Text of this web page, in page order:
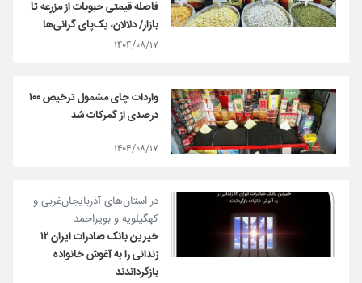
فاصله قیمتی حبوبات از مزرعه تا
بازار/ دلالان، یک‌پای گرانی‌ها
۱۴۰۴/۰۸/۱۷
واردات چای مشمول ترخیص ۱۰۰
درصدی از گمرکات شد
۱۴۰۴/۰۸/۱۷
​در استان‌های آذربایجان‌غربی و
کهگیلویه‌ و بویراحمد
خیرین بانک صادرات ایران ۱۲
زندانی را به آغوش خانواده
بازگرداندند